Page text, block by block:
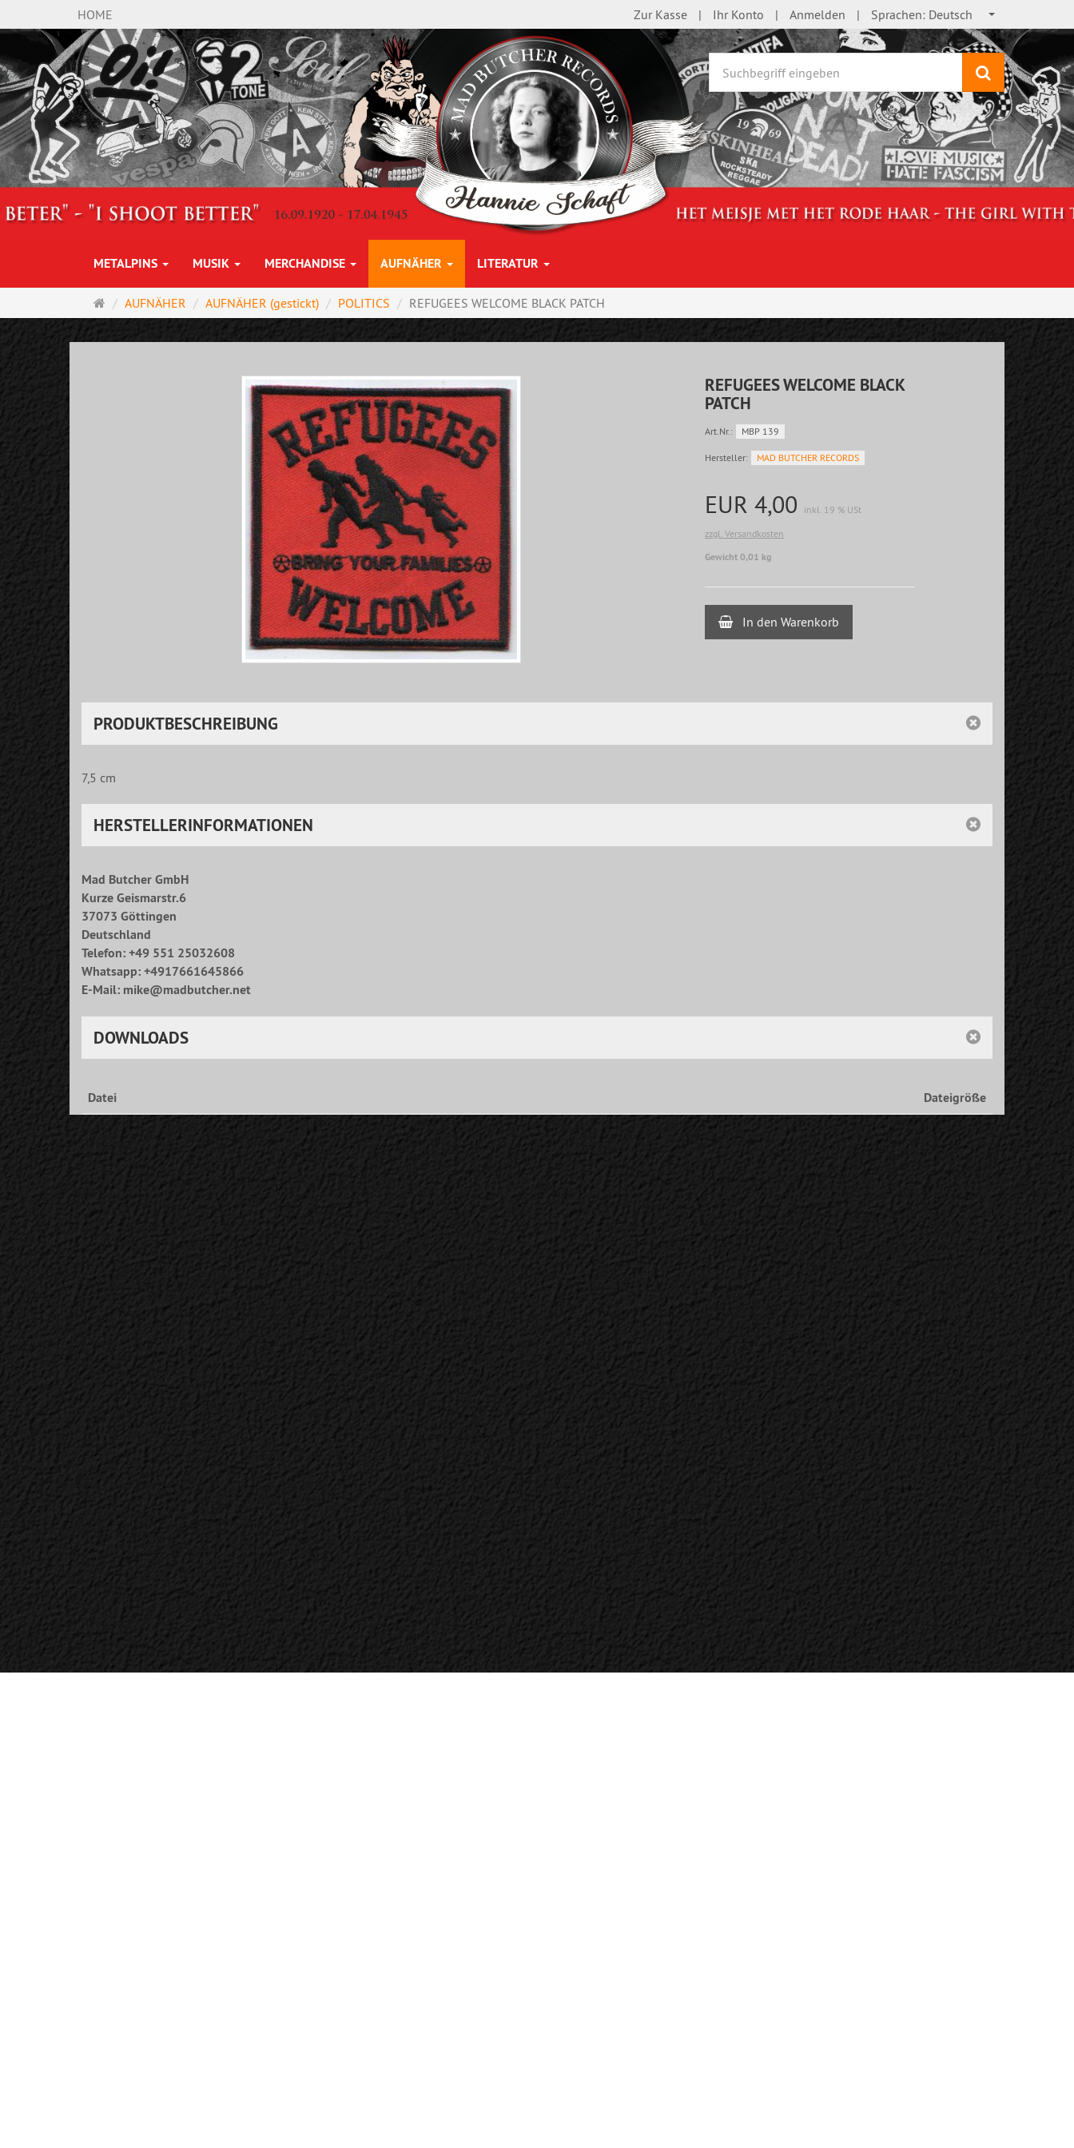
HOME Zur Kasse Ihr Konto Anmelden Sprachen: Deutsch
Suchen
METALPINS MUSIK MERCHANDISE AUFNÄHER LITERATUR
Startseite
AUFNÄHER AUFNÄHER (gestickt) POLITICS REFUGEES WELCOME BLACK PATCH
REFUGEES WELCOME BLACK
PATCH
Art.Nr.: MBP 139
Hersteller: MAD BUTCHER RECORDS
EUR 4,00
inkl. 19 % USt
zzgl. Versandkosten
Gewicht 0,01 kg
In den Warenkorb
PRODUKTBESCHREIBUNG
7,5 cm
HERSTELLERINFORMATIONEN
Mad Butcher GmbH
Kurze Geismarstr.6
37073 Göttingen
Deutschland
Telefon: +49 551 25032608
Whatsapp: +4917661645866
E-Mail: mike@madbutcher.net
DOWNLOADS
Datei Dateigröße